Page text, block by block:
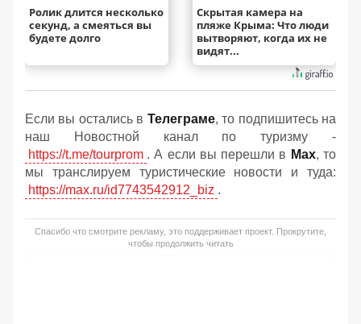
Ролик длится несколько
секунд, а смеяться вы
будете долго
Скрытая камера на
пляже Крыма: Что люди
вытворяют, когда их не
видят...
Если вы остались в Телеграме, то подпишитесь на
наш Новостной канал по туризму -
https://t.me/tourprom . А если вы перешли в Мах, то
мы транслируем туристические новости и туда:
https://max.ru/id7743542912_biz .
Спасибо что смотрите рекламу, это поддерживает проект. Прокрутите,
чтобы продолжить читать